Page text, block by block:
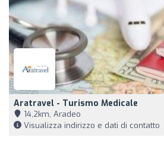
Aratravel - Turismo Medicale
14,2km, Aradeo
Visualizza indirizzo e dati di contatto